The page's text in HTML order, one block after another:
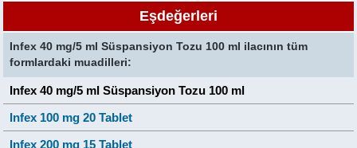
Eşdeğerleri
Infex 40 mg/5 ml Süspansiyon Tozu 100 ml ilacının tüm
formlardaki muadilleri:
Infex 40 mg/5 ml Süspansiyon Tozu 100 ml
Infex 100 mg 20 Tablet
Infex 200 mg 15 Tablet